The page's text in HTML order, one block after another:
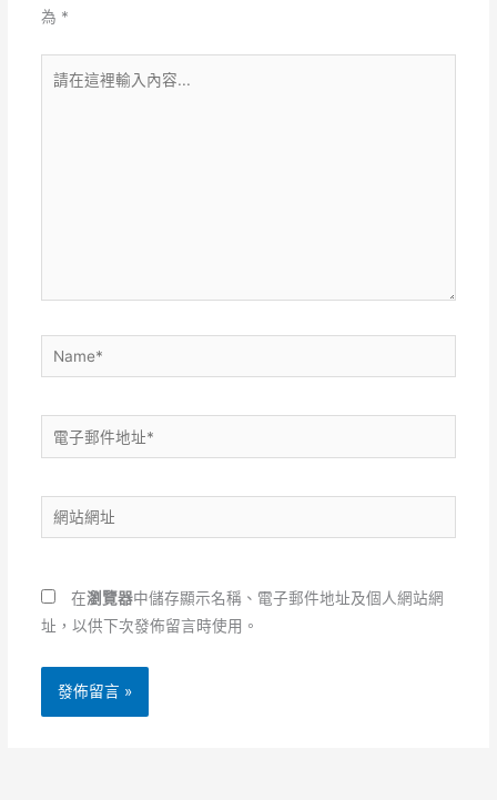
為 *
Name*
電
子
件
地
*
站
址
在瀏覽器中儲存顯示名稱、電子郵件地址及個人網站網
址，以供下次發佈留言時使用。